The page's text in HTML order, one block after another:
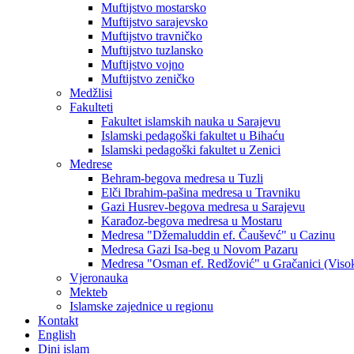
Muftijstvo mostarsko
Muftijstvo sarajevsko
Muftijstvo travničko
Muftijstvo tuzlansko
Muftijstvo vojno
Muftijstvo zeničko
Medžlisi
Fakulteti
Fakultet islamskih nauka u Sarajevu
Islamski pedagoški fakultet u Bihaću
Islamski pedagoški fakultet u Zenici
Medrese
Behram-begova medresa u Tuzli
Elči Ibrahim-pašina medresa u Travniku
Gazi Husrev-begova medresa u Sarajevu
Karađoz-begova medresa u Mostaru
Medresa "Džemaluddin ef. Čauševć" u Cazinu
Medresa Gazi Isa-beg u Novom Pazaru
Medresa "Osman ef. Redžović" u Gračanici
Vjeronauka
Mekteb
Islamske zajednice u regionu
Kontakt
English
Dini islam